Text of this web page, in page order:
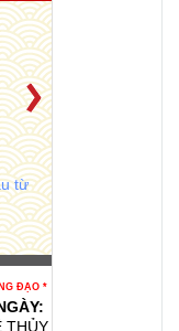
từ
ĐẠO *
THỦY